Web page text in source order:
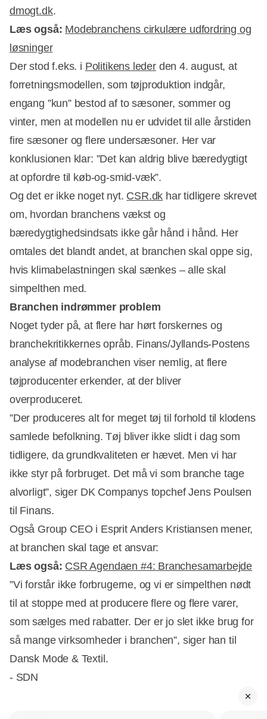
dmogt.dk.
Læs også: Modebranchens cirkulære udfordring og
løsninger
Der stod f.eks. i Politikens lederden 4. august, at
forretningsmodellen, som tøjproduktion indgår,
engang ”kun” bestod af to sæsoner, sommer og
vinter, men at modellen nu er udvidet til alle årstiden
fire sæsoner og flere undersæsoner. Her var
konklusionen klar: ”Det kan aldrig blive bæredygtigt
at opfordre til køb-og-smid-væk”.
Og det er ikke noget nyt. CSR.dk har tidligere skrevet
om, hvordan branchens vækst og
bæredygtighedsindsats ikke går hånd i hånd. Her
omtales det blandt andet, at branchen skal oppe sig,
hvis klimabelastningen skal sænkes – alle skal
simpelthen med.
Branchen indrømmer problem
Noget tyder på, at flere har hørt forskernes og
branchekritikkernes opråb. Finans/Jyllands-Postens
analyse af modebranchen viser nemlig, at flere
tøjproducenter erkender, at der bliver
overproduceret.
”Der produceres alt for meget tøj til forhold til klodens
samlede befolkning. Tøj bliver ikke slidt i dag som
tidligere, da grundkvaliteten er hævet. Men vi har
ikke styr på forbruget. Det må vi som branche tage
alvorligt”, siger DK Companys topchef Jens Poulsen
til Finans.
Også Group CEO i Esprit Anders Kristiansen mener,
at branchen skal tage et ansvar:
Læs også: CSR Agendaen #4: Branchesamarbejde
”Vi forstår ikke forbrugerne, og vi er simpelthen nødt
til at stoppe med at producere flere og flere varer,
som sælges med rabatter. Der er jo slet ikke brug for
så mange virksomheder i branchen”, siger han til
Dansk Mode & Textil.
- SDN